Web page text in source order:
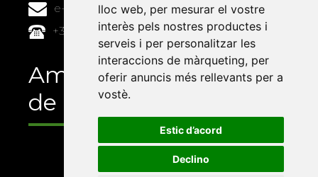
lloc web, per mesurar el vostre
interès pels nostres productes i
serveis i per personalitzar les
interaccions de màrqueting, per
oferir anuncis més rellevants per a
vostè.
Estic d’acord
Declino
e-buc@vives.org
+34 964 72 89 93
Amb el suport
de